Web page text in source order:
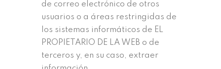
de correo electrónico de otros
usuarios o a áreas restringidas de
los sistemas informáticos de EL
PROPIETARIO DE LA WEB o de
terceros y, en su caso, extraer